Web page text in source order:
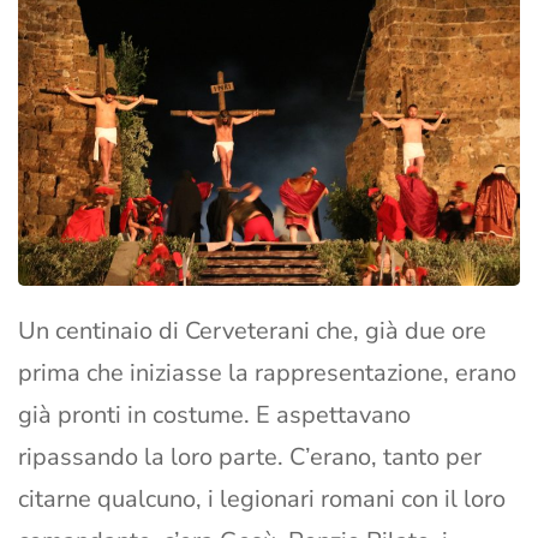
Un centinaio di Cerveterani che, già due ore
prima che iniziasse la rappresentazione, erano
già pronti in costume. E aspettavano
ripassando la loro parte. C’erano, tanto per
citarne qualcuno, i legionari romani con il loro